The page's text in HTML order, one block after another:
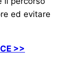
ed evitare
>>